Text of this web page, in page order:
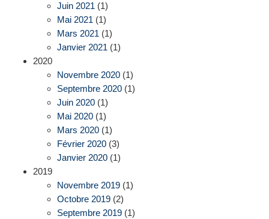
Juin 2021 (1)
Mai 2021 (1)
Mars 2021 (1)
Janvier 2021 (1)
2020
Novembre 2020 (1)
Septembre 2020 (1)
Juin 2020 (1)
Mai 2020 (1)
Mars 2020 (1)
Février 2020 (3)
Janvier 2020 (1)
2019
Novembre 2019 (1)
Octobre 2019 (2)
Septembre 2019 (1)